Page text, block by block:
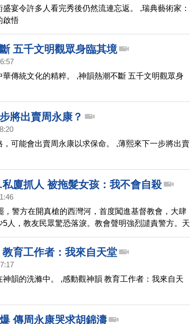
宴令許多人看完秀後仍然流連忘返。 ,瑞典藝術家：
啟悟
五千文明觀眾身臨其境
華傳統文化的精粹。 ,神韻熱潮不斷 五千文明觀眾身
將出賣周永康？
，可能會出賣周永康以求保命。 ,薄熙來下一步將出賣
廈抓人 被拖髮女孩：我不會自殺
，警方在開真槍的西灣河，首度闖進基督教會，大肆
5人，教友民眾驚恐落淚。教會聲明強烈譴責警方。天
明表示遺憾，表示教會如今無從保障進入者不被逮
青年流傳起「不自殺聲明」，12日一名女孩沒理由被
我個性樂觀，不會自殺」，被警察拉著頭髮拖出私
育工作者：我來自天堂
神韻的洗滌中。 ,感動觀神韻 教育工作者：我來自天
傳周永康哭求胡錦濤